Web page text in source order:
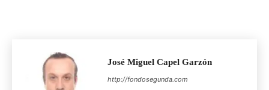
José Miguel Capel Garzón
http://fondosegunda.com